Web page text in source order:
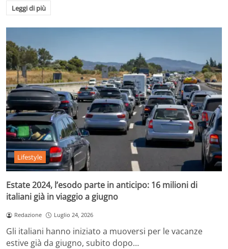
Leggi di più
Lifestyle
Estate 2024, l’esodo parte in anticipo: 16 milioni di
italiani già in viaggio a giugno
Redazione Luglio 24, 2026
Gli italiani hanno iniziato a muoversi per le vacanze
estive già da giugno, subito dopo…